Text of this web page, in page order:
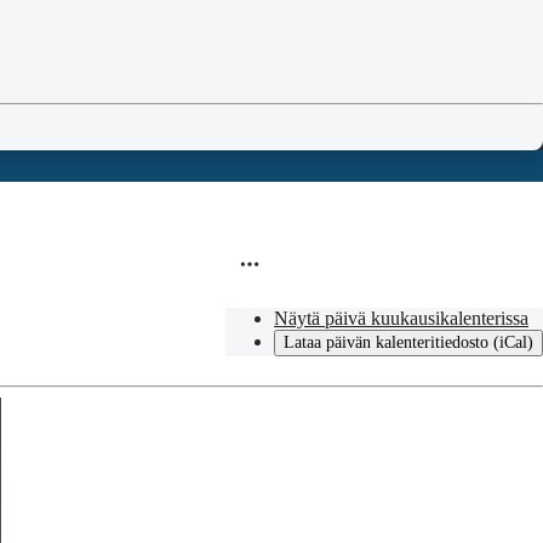
Näytä päivä kuukausikalenterissa
Lataa päivän kalenteritiedosto (iCal)